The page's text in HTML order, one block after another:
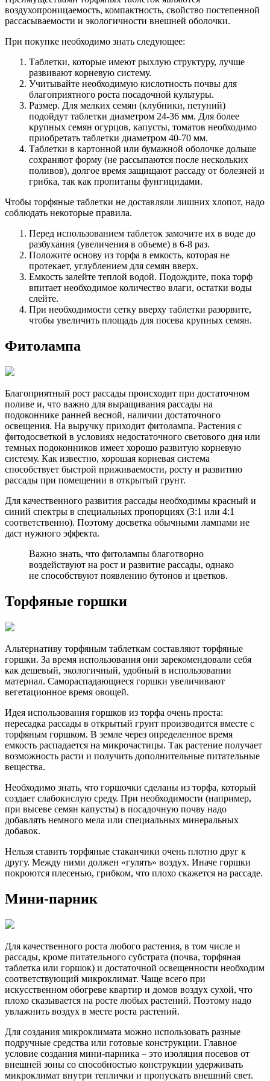
воздухопроницаемость, компактность, свойство постепенной
рассасываемости и экологичности внешней оболочки.
При покупке необходимо знать следующее:
Таблетки, которые имеют рыхлую структуру, лучше
развивают корневую систему.
Учитывайте необходимую кислотность почвы для
благоприятного роста посадочной культуры.
Размер. Для мелких семян (клубники, петуний)
подойдут таблетки диаметром 24-36 мм. Для более
крупных семян огурцов, капусты, томатов необходимо
приобретать таблетки диаметром 40-70 мм.
Таблетки в картонной или бумажной оболочке дольше
сохраняют форму (не рассыпаются после нескольких
поливов), долгое время защищают рассаду от болезней и
грибка, так как пропитаны фунгицидами.
Чтобы торфяные таблетки не доставляли лишних хлопот, надо
соблюдать некоторые правила.
Перед использованием таблеток замочите их в воде до
разбухания (увеличения в объеме) в 6-8 раз.
Положите основу из торфа в емкость, которая не
протекает, углублением для семян вверх.
Емкость залейте теплой водой. Подождите, пока торф
впитает необходимое количество влаги, остатки воды
слейте.
При необходимости сетку вверху таблетки разорвите,
чтобы увеличить площадь для посева крупных семян.
Фитолампа
Благоприятный рост рассады происходит при достаточном
поливе и, что важно для выращивания рассады на
подоконнике ранней весной, наличии достаточного
освещения. На выручку приходит фитолампа. Растения с
фитодосветкой в условиях недостаточного светового дня или
темных подоконников имеет хорошо развитую корневую
систему. Как известно, хорошая корневая система
способствует быстрой приживаемости, росту и развитию
рассады при помещении в открытый грунт.
Для качественного развития рассады необходимы красный и
синий спектры в специальных пропорциях (3:1 или 4:1
соответственно). Поэтому досветка обычными лампами не
даст нужного эффекта.
Важно знать, что фитолампы благотворно
воздействуют на рост и развитие рассады, однако
не способствуют появлению бутонов и цветков.
Торфяные горшки
Альтернативу торфяным таблеткам составляют торфяные
горшки. За время использования они зарекомендовали себя
как дешевый, экологичный, удобный в использовании
материал. Самораспадающиеся горшки увеличивают
вегетационное время овощей.
Идея использования горшков из торфа очень проста:
пересадка рассады в открытый грунт производится вместе с
торфяным горшком. В земле через определенное время
емкость распадается на микрочастицы. Так растение получает
возможность расти и получить дополнительные питательные
вещества.
Необходимо знать, что горшочки сделаны из торфа, который
создает слабокислую среду. При необходимости (например,
при высеве семян капусты) в посадочную почву надо
добавлять немного мела или специальных минеральных
добавок.
Нельзя ставить торфяные стаканчики очень плотно друг к
другу. Между ними должен «гулять» воздух. Иначе горшки
покроются плесенью, грибком, что плохо скажется на рассаде.
Мини-парник
Для качественного роста любого растения, в том числе и
рассады, кроме питательного субстрата (почва, торфяная
таблетка или горшок) и достаточной освещенности необходим
соответствующий микроклимат. Чаще всего при
искусственном обогреве квартир и домов воздух сухой, что
плохо сказывается на росте любых растений. Поэтому надо
увлажнить воздух в месте роста растений.
Для создания микроклимата можно использовать разные
подручные средства или готовые конструкции. Главное
условие создания мини-парника – это изоляция посевов от
внешней зоны со способностью конструкции удерживать
микроклимат внутри теплички и пропускать внешний свет.